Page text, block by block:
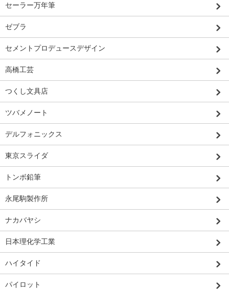
セーラー万年筆
ゼブラ
セメントプロデュースデザイン
高橋工芸
つくし文具店
ツバメノート
デルフォニックス
東京スライダ
トンボ鉛筆
永尾駒製作所
ナカバヤシ
日本理化学工業
ハイタイド
パイロット